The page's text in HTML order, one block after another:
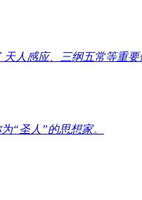
人感应、三纲五常等重
“圣人”的思想家。